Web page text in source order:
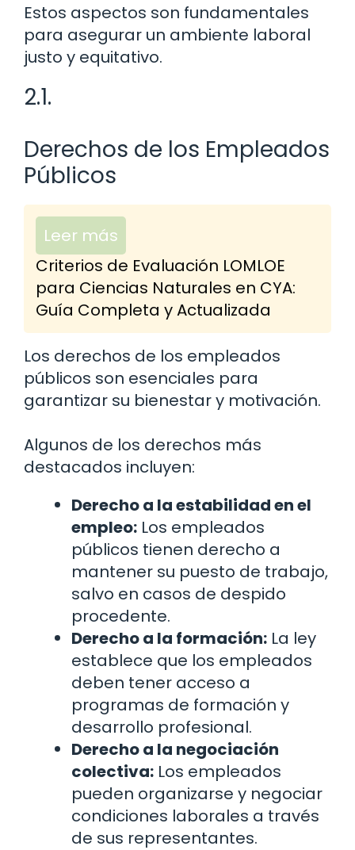
Estos aspectos son fundamentales
para asegurar un ambiente laboral
justo y equitativo.
2.1.
Derechos de los Empleados
Públicos
Leer más
Criterios de Evaluación LOMLOE
para Ciencias Naturales en CYA:
Guía Completa y Actualizada
Los derechos de los empleados
públicos son esenciales para
garantizar su bienestar y motivación.
Algunos de los derechos más
destacados incluyen:
Derecho a la estabilidad en el
empleo: Los empleados
públicos tienen derecho a
mantener su puesto de trabajo,
salvo en casos de despido
procedente.
Derecho a la formación: La ley
establece que los empleados
deben tener acceso a
programas de formación y
desarrollo profesional.
Derecho a la negociación
colectiva: Los empleados
pueden organizarse y negociar
condiciones laborales a través
de sus representantes.